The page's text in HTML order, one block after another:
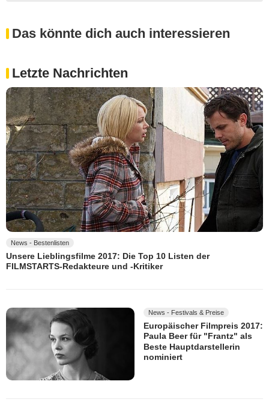
Das könnte dich auch interessieren
Letzte Nachrichten
News - Bestenlisten
Unsere Lieblingsfilme 2017: Die Top 10 Listen der
FILMSTARTS-Redakteure und -Kritiker
News - Festivals & Preise
Europäischer Filmpreis 2017:
Paula Beer für "Frantz" als
Beste Hauptdarstellerin
nominiert